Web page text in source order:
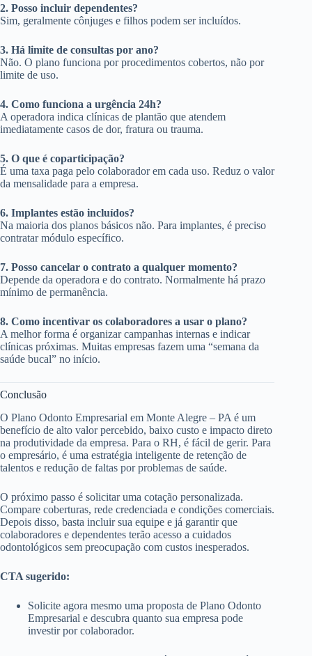
2. Posso incluir dependentes?
Sim, geralmente cônjuges e filhos podem ser incluídos.
3. Há limite de consultas por ano?
Não. O plano funciona por procedimentos cobertos, não por
limite de uso.
4. Como funciona a urgência 24h?
A operadora indica clínicas de plantão que atendem
imediatamente casos de dor, fratura ou trauma.
5. O que é coparticipação?
É uma taxa paga pelo colaborador em cada uso. Reduz o valor
da mensalidade para a empresa.
6. Implantes estão incluídos?
Na maioria dos planos básicos não. Para implantes, é preciso
contratar módulo específico.
7. Posso cancelar o contrato a qualquer momento?
Depende da operadora e do contrato. Normalmente há prazo
mínimo de permanência.
8. Como incentivar os colaboradores a usar o plano?
A melhor forma é organizar campanhas internas e indicar
clínicas próximas. Muitas empresas fazem uma “semana da
saúde bucal” no início.
Conclusão
O Plano Odonto Empresarial em Monte Alegre – PA é um
benefício de alto valor percebido, baixo custo e impacto direto
na produtividade da empresa. Para o RH, é fácil de gerir. Para
o empresário, é uma estratégia inteligente de retenção de
talentos e redução de faltas por problemas de saúde.
O próximo passo é solicitar uma cotação personalizada.
Compare coberturas, rede credenciada e condições comerciais.
Depois disso, basta incluir sua equipe e já garantir que
colaboradores e dependentes terão acesso a cuidados
odontológicos sem preocupação com custos inesperados.
CTA sugerido:
Solicite agora mesmo uma proposta de Plano Odonto
Empresarial e descubra quanto sua empresa pode
investir por colaborador.